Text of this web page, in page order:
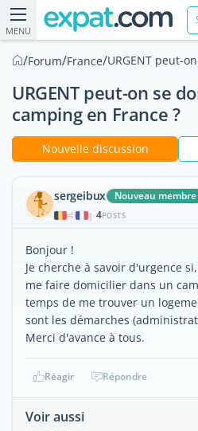
MENU
/Forum/France/URGENT peut-
URGENT peut-on se
camping en France ?
Nouvelle discussion
sergeibux Nouveau membre
| 4POSTS
Bonjour !
Je cherche à savoir d'urgence
me faire domicilier dans un
temps de me trouver un
sont les démarches
Merci d'avance à tous.
Réagir Répondre
Voir aussi